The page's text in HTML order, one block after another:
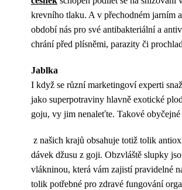
krevního tlaku. A v přechodném jarním
období nás pro své antibakteriální a
chrání před plísněmi, parazity či
Jablka
I když se různí marketingoví experti
jako superpotraviny hlavně exotické
goju, vy jim nenaleťte. Takové obyčejné
z našich krajů obsahuje totiž tolik
dávek džusu z goji. Obzvláště slupky
vlákninou, která vám zajistí pravidelné
tolik potřebné pro zdravé fungování